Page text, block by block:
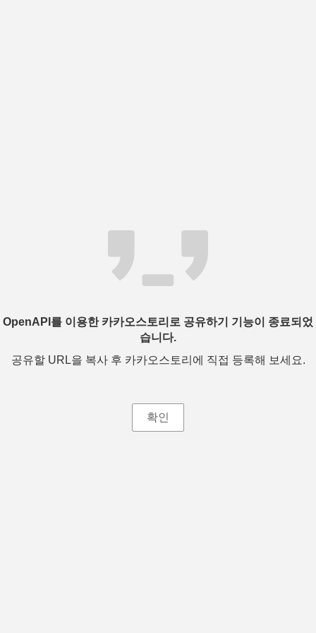
OpenAPI를 이용한 카카오스토리로 공유하기 기능이 종료되었
습니다.
공유할 URL을 복사 후 카카오스토리에 직접 등록해 보세요.
확인